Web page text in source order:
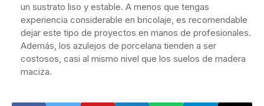
un sustrato liso y estable. A menos que tengas
experiencia considerable en bricolaje, es recomendable
dejar este tipo de proyectos en manos de profesionales.
Además, los azulejos de porcelana tienden a ser
costosos, casi al mismo nivel que los suelos de madera
maciza.